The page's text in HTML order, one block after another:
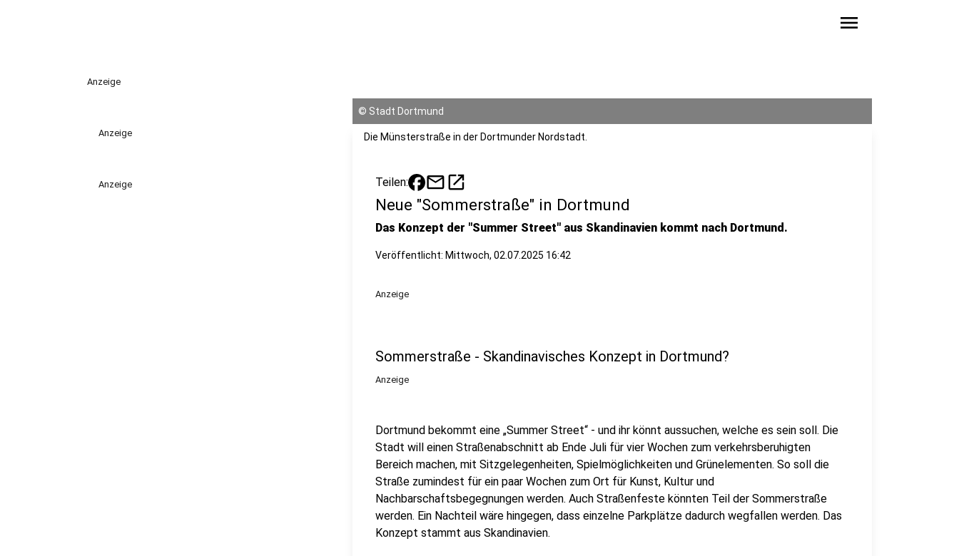
menu
Anzeige
Anzeige
Anzeige
© Stadt Dortmund
Die Münsterstraße in der Dortmunder Nordstadt.
Teilen: mailopen_in_new
Neue "Sommerstraße" in Dortmund
Das Konzept der "Summer Street" aus Skandinavien kommt nach Dortmund.
Veröffentlicht: Mittwoch, 02.07.2025 16:42
Anzeige
Sommerstraße - Skandinavisches Konzept in Dortmund?
Anzeige
Dortmund bekommt eine „Summer Street“ - und ihr könnt aussuchen, welche es sein soll. Die
Stadt will einen Straßenabschnitt ab Ende Juli für vier Wochen zum verkehrsberuhigten
Bereich machen, mit Sitzgelegenheiten, Spielmöglichkeiten und Grünelementen. So soll die
Straße zumindest für ein paar Wochen zum Ort für Kunst, Kultur und
Nachbarschaftsbegegnungen werden. Auch Straßenfeste könnten Teil der Sommerstraße
werden. Ein Nachteil wäre hingegen, dass einzelne Parkplätze dadurch wegfallen werden. Das
Konzept stammt aus Skandinavien.